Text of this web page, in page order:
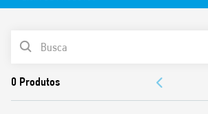
LISTA DE PRODUTOS
APROVAÇÕES